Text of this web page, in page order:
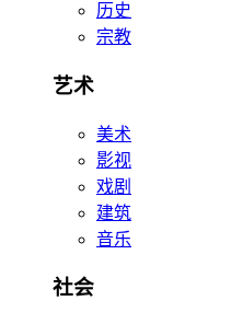
历史
宗教
艺术
美术
影视
戏剧
建筑
音乐
社会